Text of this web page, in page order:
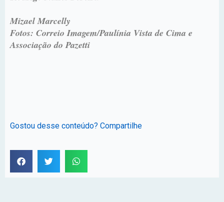
Mizael Marcelly
Fotos: Correio Imagem/Paulínia Vista de Cima e
Associação do Pazetti
Gostou desse conteúdo? Compartilhe